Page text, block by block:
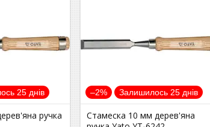
25 днів
ручка
–2% Залишилось 25 днів
Стамеска 10 мм дерев'яна